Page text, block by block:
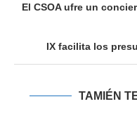
El CSOA ufre un
IX facilita los
TAMIÉN